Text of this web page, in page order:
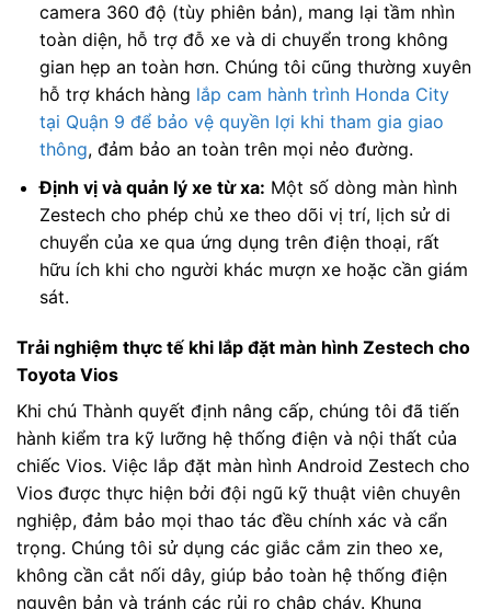
camera 360 độ (tùy phiên bản), mang lại tầm nhìn
toàn diện, hỗ trợ đỗ xe và di chuyển trong không
gian hẹp an toàn hơn. Chúng tôi cũng thường xuyên
hỗ trợ khách hàng lắp cam hành trình Honda City
tại Quận 9 để bảo vệ quyền lợi khi tham gia giao
thông, đảm bảo an toàn trên mọi nẻo đường.
Định vị và quản lý xe từ xa: Một số dòng màn hình
Zestech cho phép chủ xe theo dõi vị trí, lịch sử di
chuyển của xe qua ứng dụng trên điện thoại, rất
hữu ích khi cho người khác mượn xe hoặc cần giám
sát.
Trải nghiệm thực tế khi lắp đặt màn hình Zestech cho
Toyota Vios
Khi chú Thành quyết định nâng cấp, chúng tôi đã tiến
hành kiểm tra kỹ lưỡng hệ thống điện và nội thất của
chiếc Vios. Việc lắp đặt màn hình Android Zestech cho
Vios được thực hiện bởi đội ngũ kỹ thuật viên chuyên
nghiệp, đảm bảo mọi thao tác đều chính xác và cẩn
trọng. Chúng tôi sử dụng các giắc cắm zin theo xe,
không cần cắt nối dây, giúp bảo toàn hệ thống điện
nguyên bản và tránh các rủi ro chập cháy. Khung